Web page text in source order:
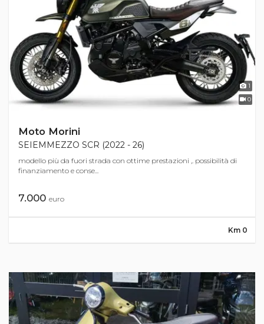
1
0
Moto Morini
SEIEMMEZZO SCR (2022 - 26)
modello più da fuori strada con ottime prestazioni ,. possibilità di
finanziamento e conse...
7.000 euro
Km 0